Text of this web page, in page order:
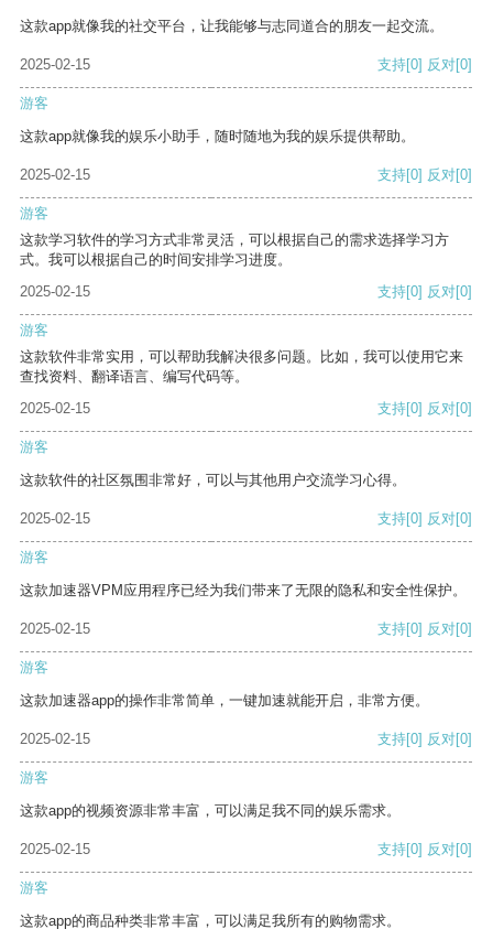
这款app就像我的社交平台，让我能够与志同道合的朋友一起交流。
2025-02-15 支持[0] 反对[0]
游客
这款app就像我的娱乐小助手，随时随地为我的娱乐提供帮助。
2025-02-15 支持[0] 反对[0]
游客
这款学习软件的学习方式非常灵活，可以根据自己的需求选择学习方
式。我可以根据自己的时间安排学习进度。
2025-02-15
支持[0] 反对[0]
游客
这款软件非常实用，可以帮助我解决很多问题。比如，我可以使用它来
查找资料、翻译语言、编写代码等。
2025-02-15
支持[0] 反对[0]
游客
这款软件的社区氛围非常好，可以与其他用户交流学习心得。
2025-02-15 支持[0] 反对[0]
游客
这款加速器VPM应用程序已经为我们带来了无限的隐私和安全性保护。
2025-02-15 支持[0] 反对[0]
游客
这款加速器app的操作非常简单，一键加速就能开启，非常方便。
2025-02-15 支持[0] 反对[0]
游客
这款app的视频资源非常丰富，可以满足我不同的娱乐需求。
2025-02-15 支持[0] 反对[0]
游客
这款app的商品种类非常丰富，可以满足我所有的购物需求。